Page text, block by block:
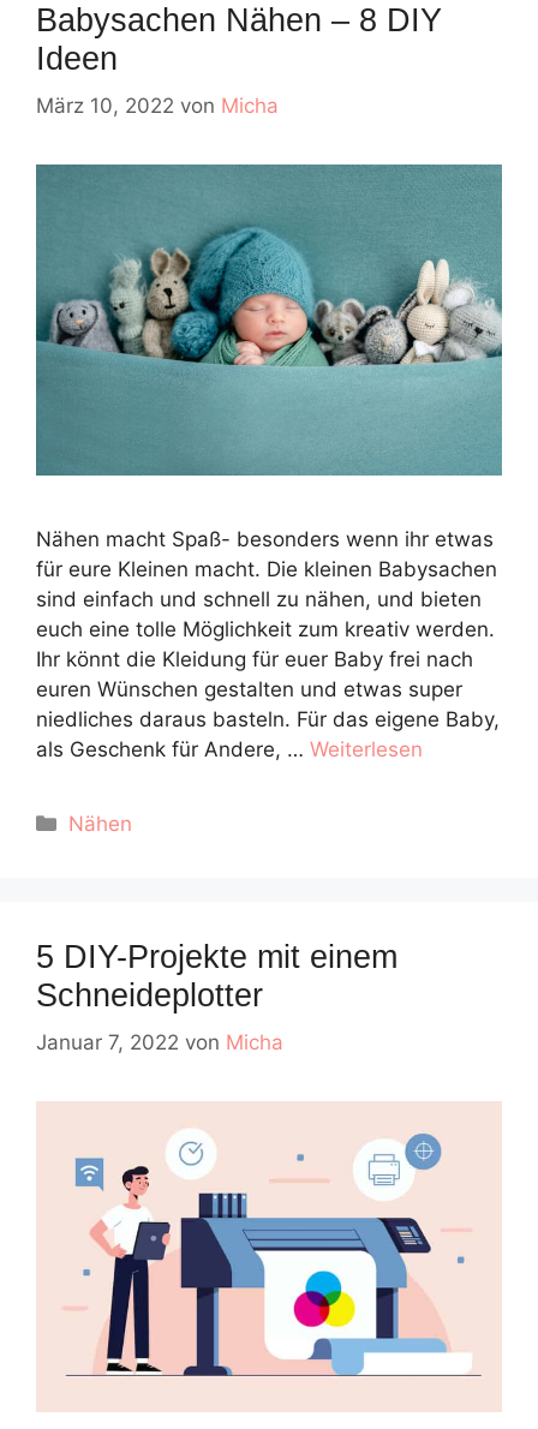
Babysachen Nähen – 8 DIY
Ideen
März 10, 2022 von Micha
Nähen macht Spaß- besonders wenn ihr etwas
für eure Kleinen macht. Die kleinen Babysachen
sind einfach und schnell zu nähen, und bieten
euch eine tolle Möglichkeit zum kreativ werden.
Ihr könnt die Kleidung für euer Baby frei nach
euren Wünschen gestalten und etwas super
niedliches daraus basteln. Für das eigene Baby,
als Geschenk für Andere, … Weiterlesen
Kategorien
Nähen
5 DIY-Projekte mit einem
Schneideplotter
Januar 7, 2022 von Micha